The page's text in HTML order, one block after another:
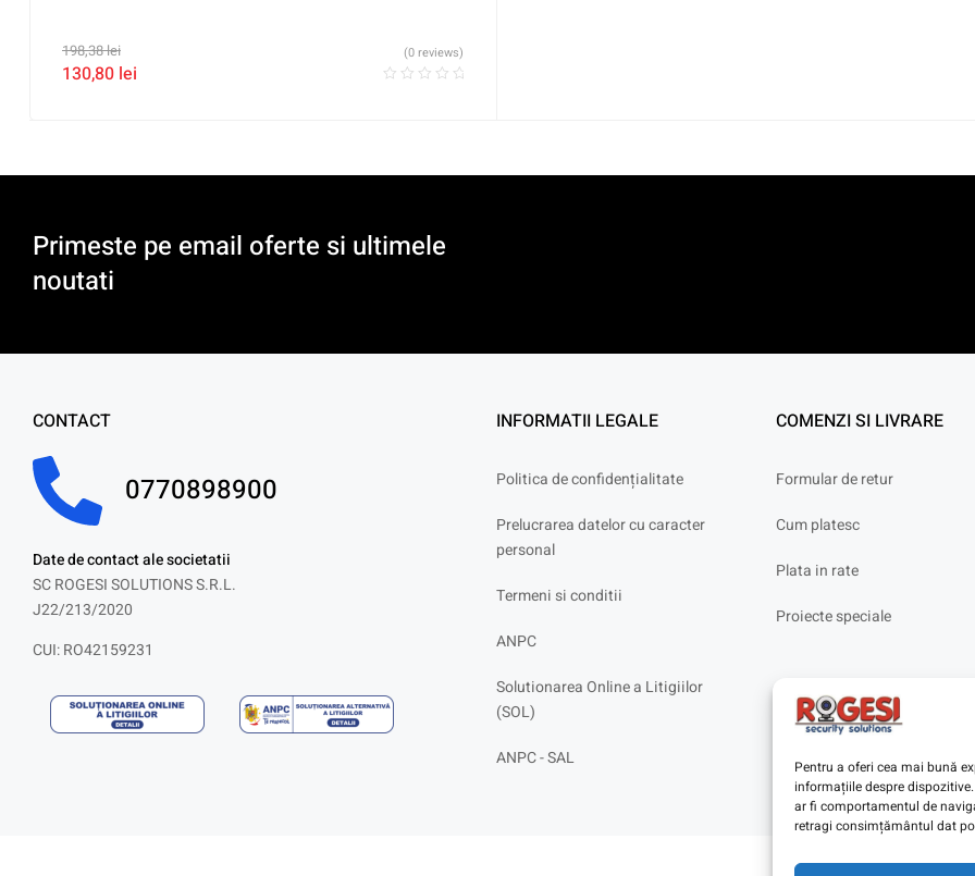
Pentru a oferi cea mai bună
informațiile despre
ar fi comportamentul de
retragi consimțământul dat
198,38lei
130,80 lei
(0 reviews)
Primeste pe email oferte si ultimele
noutati
CONTACT
0770898900
Date de contact ale societatii
SC ROGESI SOLUTIONS S.R.L.
J22/213/2020
CUI: RO42159231
INFORMATII LEGALE
Politica de confidențialitate
Prelucrarea datelor cu caracter
personal
Termeni si conditii
ANPC
Solutionarea Online a Litigiilor
(SOL)
ANPC - SAL
COMENZI SI LIVRARE
Formular de retur
Cum platesc
Plata in rate
Proiecte speciale